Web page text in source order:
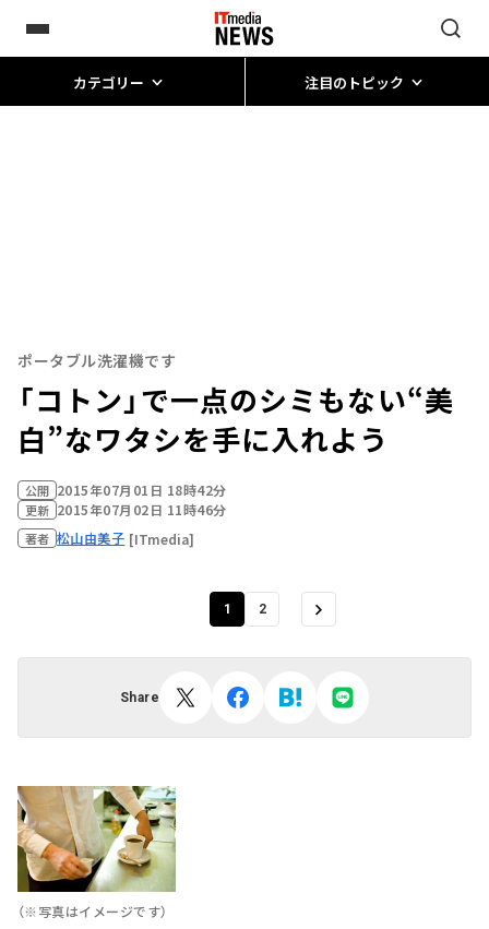
カテゴリー 注目のトピック
ポータブル洗濯機です
「コトン」で一点のシミもない“美
白”なワタシを手に入れよう
公開 2015年07月01日 18時42分
更新 2015年07月02日 11時46分
著者 松山由美子 [ITmedia]
1 2
Share
（※写真はイメージです）